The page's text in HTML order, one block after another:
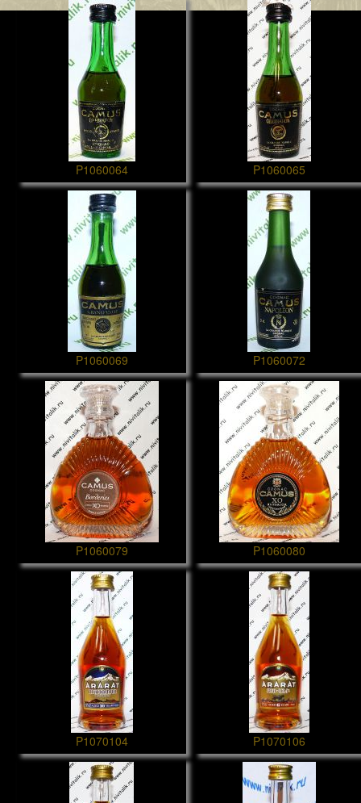
P1060064 P1060065
P1060069 P1060072
P1060079 P1060080
P1070104 P1070106